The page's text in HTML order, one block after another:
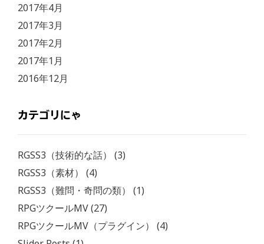
2017年4月
2017年3月
2017年2月
2017年1月
2016年12月
カテゴリにゃ
RGSS3（技術的な話）
(3)
RGSS3（素材）
(4)
RGSS3（難問・奇問の類）
(1)
RPGツクールMV(27)
RPGツクールMV（プラグイン）
(4)